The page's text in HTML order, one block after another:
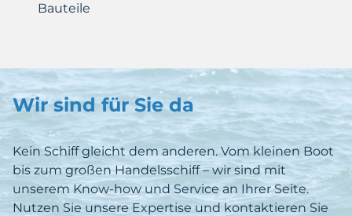
Bauteile
Wir sind für Sie da
Kein Schiff gleicht dem anderen. Vom kleinen Boot
bis zum großen Handelsschiff – wir sind mit
unserem Know-how und Service an Ihrer Seite.
Nutzen Sie unsere Expertise und kontaktieren Sie